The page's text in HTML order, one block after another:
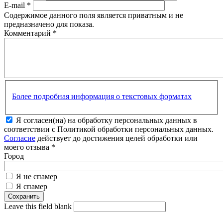
E-mail *
Содержимое данного поля является приватным и не
предназначено для показа.
Комментарий *
Более подробная информация о текстовых форматах
Я согласен(на) на обработку персональных данных в
соответствии с Политикой обработки персональных данных.
Согласие действует до достижения целей обработки или
моего отзыва *
Город
Я не спамер
Я спамер
Leave this field blank